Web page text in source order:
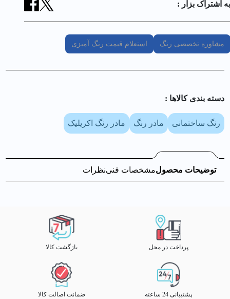
به اشتراک بزار :
مشاوره تخصصی رنگ استعلام قیمت رنگ آمیزی
دسته بندی کالا‌ها :
رنگ ساختمانی مادر رنگ مادر رنگ اکریلیک
توضیحات محصولمشخصات فنینظرات
پرداخت در محل بازگشت کالا
پشتیبانی 24 ساعته ضمانت اصالت کالا